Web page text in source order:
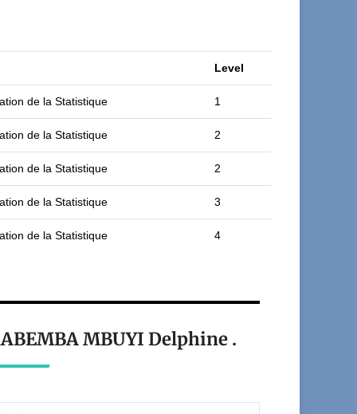
Level
de la Statistique 1
de la Statistique 2
de la Statistique 2
de la Statistique 3
de la Statistique 4
MBUYI Delphine .